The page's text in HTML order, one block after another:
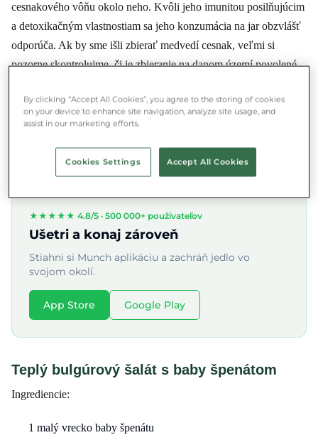
cesnakového vôňu okolo neho. Kvôli jeho imunitou posilňujúcim
a detoxikačným vlastnostiam sa jeho konzumácia na jar obzvlášť
odporúča. Ak by sme išli zbierať medvedí cesnak, veľmi si
pozorne skontrolujme, či je zbieranie na danom území povolené.
namiesto toho jú odrežme alebo strhnutím zberme na úrovni
kmeňa. O medvedím cesnaku sme okrem toho napísali už aj ďalší
lákavé a zároveň udržateľné jedlá.
★★★★★ 4.8/5 · 500 000+ používateľov
Ušetri a konaj zároveň
Stiahni si Munch aplikáciu a zachráň jedlo vo
svojom okolí.
App Store Google Play
Teplý bulgúrový šalát s baby špenátom
Ingrediencie:
1 malý vrecko baby špenátu
By clicking “Accept All Cookies”, you agree to the storing of cookies
on your device to enhance site navigation, analyze site usage, and
assist in our marketing efforts.
Cookies Settings Accept All Cookies